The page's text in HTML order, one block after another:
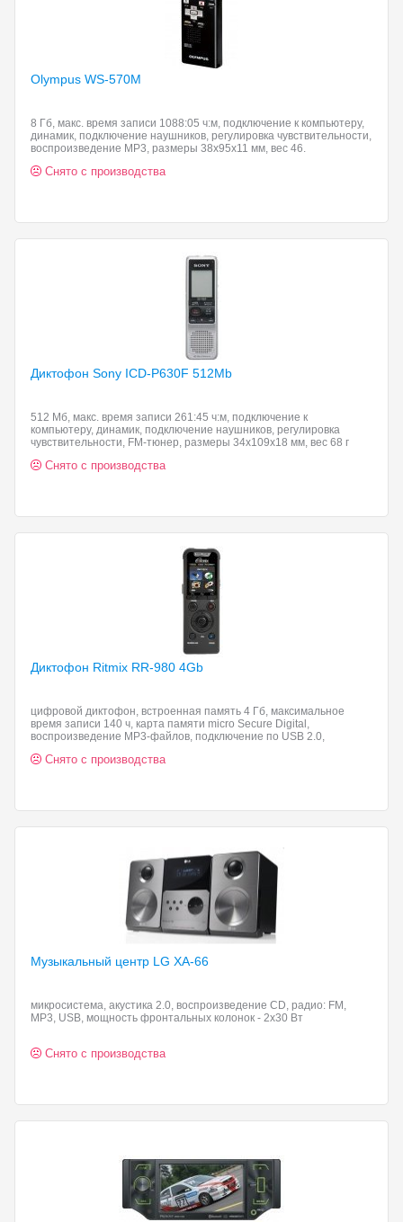
Olympus WS-570M
8 Гб, макс. время записи 1088:05 ч:м, подключение к компьютеру,
динамик, подключение наушников, регулировка чувствительности,
воспроизведение MP3, размеры 38х95х11 мм, вес 46.
Снято с производства
Диктофон Sony ICD-P630F 512Mb
512 Мб, макс. время записи 261:45 ч:м, подключение к
компьютеру, динамик, подключение наушников, регулировка
чувствительности, FM-тюнер, размеры 34x109x18 мм, вес 68 г
Снято с производства
Диктофон Ritmix RR-980 4Gb
цифровой диктофон, встроенная память 4 Гб, максимальное
время записи 140 ч, карта памяти micro Secure Digital,
воспроизведение MP3-файлов, подключение по USB 2.0,
динамик
Снято с производства
Музыкальный центр LG XA-66
микросистема, акустика 2.0, воспроизведение CD, радио: FM,
MP3, USB, мощность фронтальных колонок - 2x30 Вт
Снято с производства